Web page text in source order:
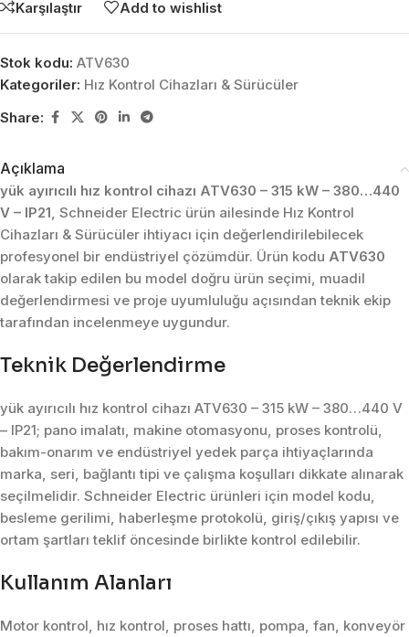
Karşılaştır Add to wishlist
Stok kodu: ATV630
Kategoriler: Hız Kontrol Cihazları & Sürücüler
Share:
Açıklama
yük ayırıcılı hız kontrol cihazı ATV630 – 315 kW – 380…440
V – IP21, Schneider Electric ürün ailesinde Hız Kontrol
Cihazları & Sürücüler ihtiyacı için değerlendirilebilecek
profesyonel bir endüstriyel çözümdür. Ürün kodu ATV630
olarak takip edilen bu model doğru ürün seçimi, muadil
değerlendirmesi ve proje uyumluluğu açısından teknik ekip
tarafından incelenmeye uygundur.
Teknik Değerlendirme
yük ayırıcılı hız kontrol cihazı ATV630 – 315 kW – 380…440 V
– IP21; pano imalatı, makine otomasyonu, proses kontrolü,
bakım-onarım ve endüstriyel yedek parça ihtiyaçlarında
marka, seri, bağlantı tipi ve çalışma koşulları dikkate alınarak
seçilmelidir. Schneider Electric ürünleri için model kodu,
besleme gerilimi, haberleşme protokolü, giriş/çıkış yapısı ve
ortam şartları teklif öncesinde birlikte kontrol edilebilir.
Kullanım Alanları
Motor kontrol, hız kontrol, proses hattı, pompa, fan, konveyör